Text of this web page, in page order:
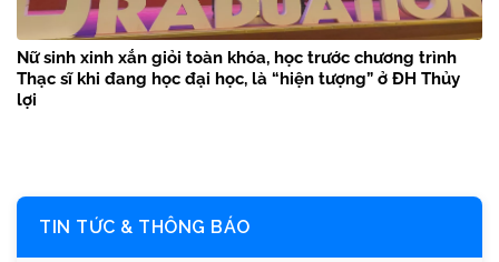
Nữ sinh xinh xắn giỏi toàn khóa, học trước chương trình
Thạc sĩ khi đang học đại học, là “hiện tượng” ở ĐH Thủy
lợi
TIN TỨC & THÔNG BÁO